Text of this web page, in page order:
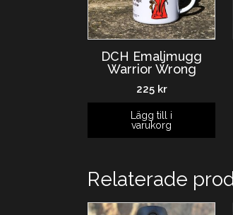
DCH Emaljmugg
Warrior Wrong
225 kr
Lägg till i
varukorg
Relaterade